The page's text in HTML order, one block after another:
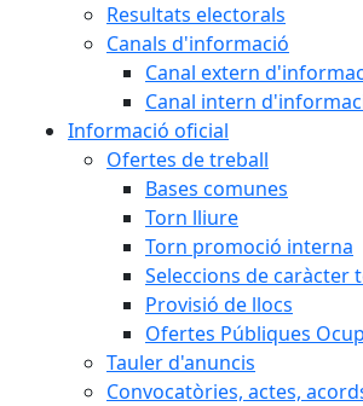
Resultats electorals
Canals d'informació
Canal extern
Canal intern
Informació oficial
Ofertes de treball
Bases comunes
Torn lliure
Torn promoció interna
Seleccions de caràcter
Provisió de llocs
Ofertes Públiques
Tauler d'anuncis
Convocatòries, actes,